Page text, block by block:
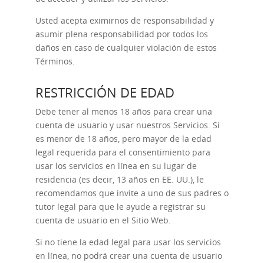
Usted acepta eximirnos de responsabilidad y
asumir plena responsabilidad por todos los
daños en caso de cualquier violación de estos
Términos.
RESTRICCIÓN DE EDAD
Debe tener al menos 18 años para crear una
cuenta de usuario y usar nuestros Servicios. Si
es menor de 18 años, pero mayor de la edad
legal requerida para el consentimiento para
usar los servicios en línea en su lugar de
residencia (es decir, 13 años en EE. UU.), le
recomendamos que invite a uno de sus padres o
tutor legal para que le ayude a registrar su
cuenta de usuario en el Sitio Web.
Si no tiene la edad legal para usar los servicios
en línea, no podrá crear una cuenta de usuario